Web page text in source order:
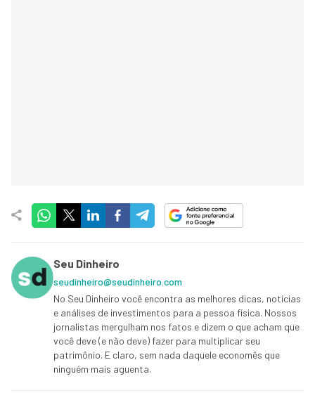
Seu Dinheiro
seudinheiro@seudinheiro.com
No Seu Dinheiro você encontra as melhores dicas, notícias
e análises de investimentos para a pessoa física. Nossos
jornalistas mergulham nos fatos e dizem o que acham que
você deve (e não deve) fazer para multiplicar seu
patrimônio. E claro, sem nada daquele economês que
ninguém mais aguenta.